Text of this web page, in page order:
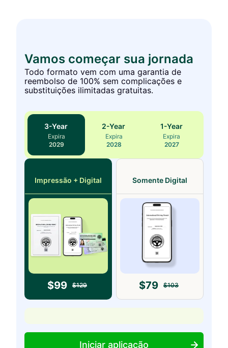
Vamos começar sua jornada
Todo formato vem com uma garantia de
reembolso de 100% sem complicações e
substituições ilimitadas gratuitas.
3-Year
Expira
2029
2-Year
Expira
2028
1-Year
Expira
2027
Impressão + Digital
$99 $129
Somente Digital
$79 $103
Iniciar aplicação